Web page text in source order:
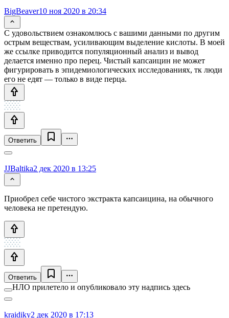
BigBeaver10 ноя 2020 в 20:34
С удовольствием ознакомлюсь с вашими данными по другим
острым веществам, усиливающим выделение кислоты. В моей
же ссылке приводится популяционный анализ и вывод
делается именно про перец. Чистый капсаицин не может
фигурировать в эпидемиологических исследованиях, тк люди
его не едят — только в виде перца.
Ответить
JJBaltika2 дек 2020 в 13:25
Приобрел себе чистого экстракта капсаицина, на обычного
человека не претендую.
Ответить
НЛО прилетело и опубликовало эту надпись здесь
kraidiky2 дек 2020 в 17:13